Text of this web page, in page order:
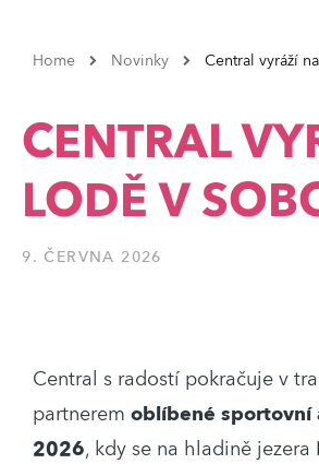
Home Novinky Central vyráží
CENTRAL
LODĚ V
9. ČERVNA 2026
Central s radostí pokračuje v
partneremoblíbené sportovní
2026, kdy se na hladině